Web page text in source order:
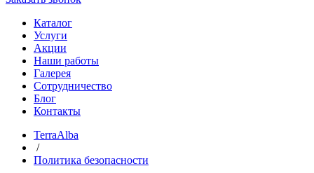
Каталог
Услуги
Акции
Наши работы
Галерея
Сотрудничество
Блог
Контакты
TerraAlba
/
Политика безопасности